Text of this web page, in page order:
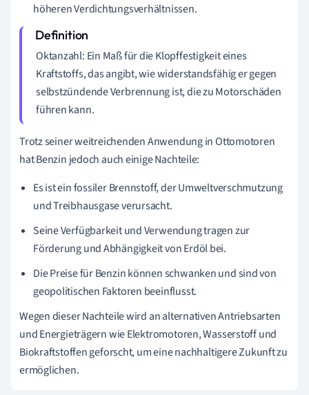
höheren Verdichtungsverhältnissen.
Oktanzahl: Ein Maß für die Klopffestigkeit eines
Kraftstoffs, das angibt, wie widerstandsfähig er gegen
selbstzündende Verbrennung ist, die zu Motorschäden
führen kann.
Trotz seiner weitreichenden Anwendung in Ottomotoren
hat Benzin jedoch auch einige Nachteile:
Es ist ein fossiler Brennstoff, der Umweltverschmutzung
und Treibhausgase verursacht.
Seine Verfügbarkeit und Verwendung tragen zur
Förderung und Abhängigkeit von Erdöl bei.
Die Preise für Benzin können schwanken und sind von
geopolitischen Faktoren beeinflusst.
Wegen dieser Nachteile wird an alternativen Antriebsarten
und Energieträgern wie Elektromotoren, Wasserstoff und
Biokraftstoffen geforscht, um eine nachhaltigere Zukunft zu
ermöglichen.